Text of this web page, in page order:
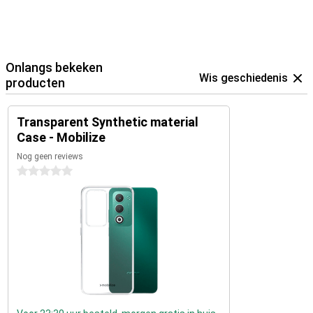
Onlangs bekeken
producten
Wis geschiedenis
Transparent Synthetic material
Case - Mobilize
Nog geen reviews
0 sterren